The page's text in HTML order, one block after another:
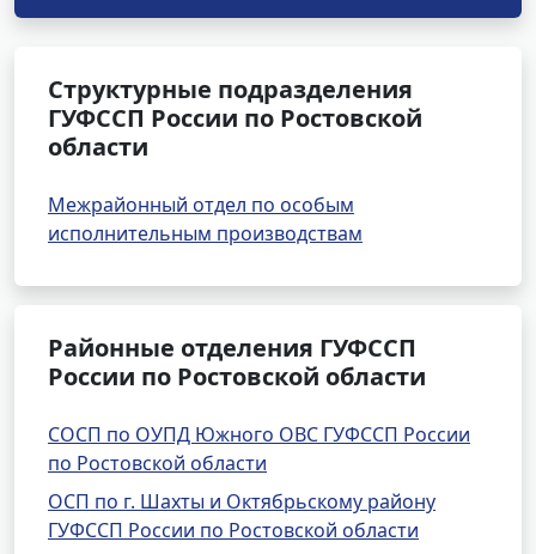
Структурные подразделения
ГУФССП России по Ростовской
области
Межрайонный отдел по особым
исполнительным производствам
Районные отделения ГУФССП
России по Ростовской области
СОСП по ОУПД Южного ОВС ГУФССП России
по Ростовской области
ОСП по г. Шахты и Октябрьскому району
ГУФССП России по Ростовской области